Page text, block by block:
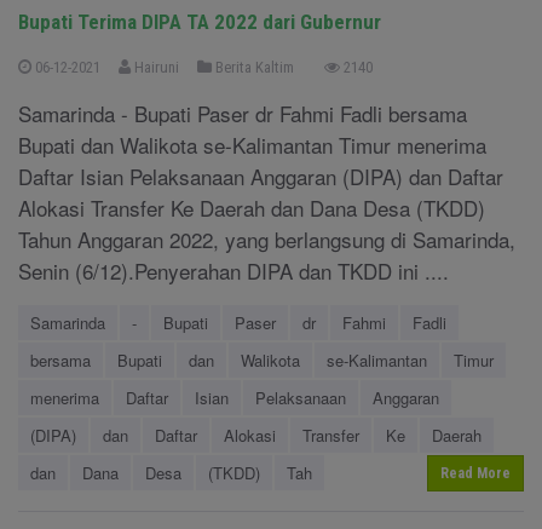
Bupati Terima DIPA TA 2022 dari Gubernur
06-12-2021 Hairuni Berita Kaltim 2140
Samarinda - Bupati Paser dr Fahmi Fadli bersama
Bupati dan Walikota se-Kalimantan Timur menerima
Daftar Isian Pelaksanaan Anggaran (DIPA) dan Daftar
Alokasi Transfer Ke Daerah dan Dana Desa (TKDD)
Tahun Anggaran 2022, yang berlangsung di Samarinda,
Senin (6/12).Penyerahan DIPA dan TKDD ini ....
Samarinda - Bupati Paser dr Fahmi
Fadli
bersama
Bupati dan Walikota se-Kalimantan
Timur
menerima
Daftar Isian Pelaksanaan
Anggaran
(DIPA)
dan Daftar Alokasi Transfer Ke
Daerah
dan
Dana Desa (TKDD) Tah Read More